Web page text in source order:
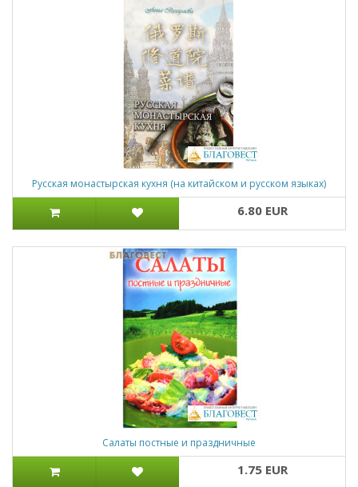
Русская монастырская кухня (на китайском и русском языках)
6.80 EUR
Салаты постные и праздничные
1.75 EUR